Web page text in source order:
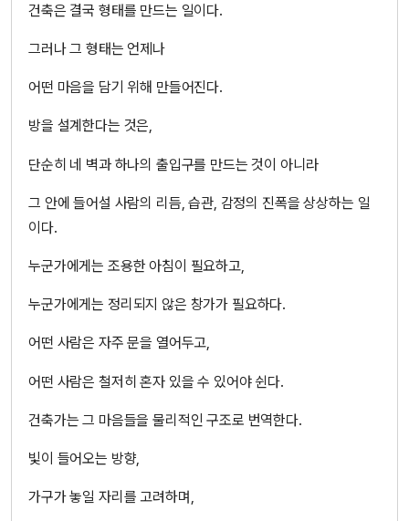
건축은 결국 형태를 만드는 일이다.
그러나 그 형태는 언제나
어떤 마음을 담기 위해 만들어진다.
방을 설계한다는 것은,
단순히 네 벽과 하나의 출입구를 만드는 것이 아니라
그 안에 들어설 사람의 리듬, 습관, 감정의 진폭을 상상하는 일
이다.
누군가에게는 조용한 아침이 필요하고,
누군가에게는 정리되지 않은 창가가 필요하다.
어떤 사람은 자주 문을 열어두고,
어떤 사람은 철저히 혼자 있을 수 있어야 쉰다.
건축가는 그 마음들을 물리적인 구조로 번역한다.
빛이 들어오는 방향,
가구가 놓일 자리를 고려하며,